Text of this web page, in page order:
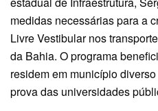
medidas necessárias para a
Livre Vestibular nos
da Bahia. O programa
residem em município
prova das universidades